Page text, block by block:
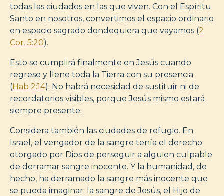
todas las ciudades en las que viven. Con el Espíritu
Santo en nosotros, convertimos el espacio ordinario
en espacio sagrado dondequiera que vayamos (2
Cor. 5:20).
Esto se cumplirá finalmente en Jesús cuando
regrese y llene toda la Tierra con su presencia
(Hab 2:14). No habrá necesidad de sustituir ni de
recordatorios visibles, porque Jesús mismo estará
siempre presente.
Considera también las ciudades de refugio. En
Israel, el vengador de la sangre tenía el derecho
otorgado por Dios de perseguir a alguien culpable
de derramar sangre inocente. Y la humanidad, de
hecho, ha derramado la sangre más inocente que
se pueda imaginar: la sangre de Jesús, el Hijo de